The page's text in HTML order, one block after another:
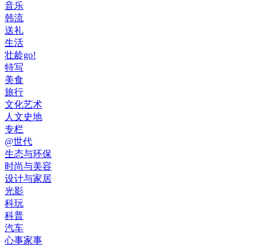
音乐
韩流
送礼
生活
壮龄go!
特写
美食
旅行
文化艺术
人文史地
专栏
@世代
生态与环保
时尚与美容
设计与家居
光影
科玩
科普
汽车
心事家事